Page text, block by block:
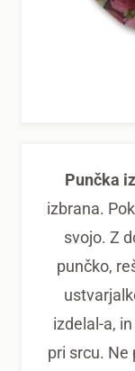
Punčka
izbrana.
svojo. Z
punčko,
izdelal-a,
pri srcu. Ne